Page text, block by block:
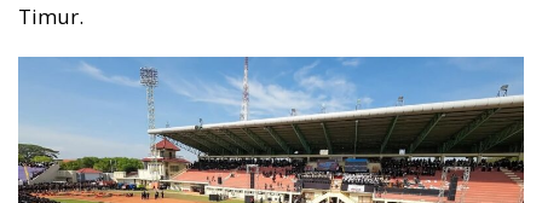
Timur.